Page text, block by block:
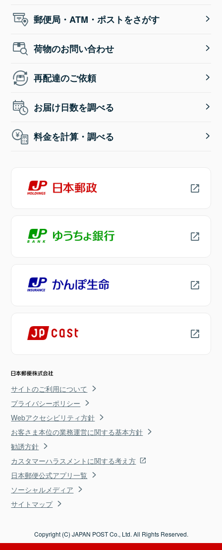
郵便局・ATM・ポストをさがす
荷物のお問い合わせ
再配達のご依頼
お届け日数を調べる
料金を計算・調べる
サイトのご利用について
プライバシーポリシー
Webアクセシビリティ方針
お客さま本位の業務運営に関する基本方針
勧誘方針
カスタマーハラスメントに関する考え方
日本郵便公式アプリ一覧
ソーシャルメディア
サイトマップ
Copyright (C) JAPAN POST Co., Ltd. All Rights Reserved.